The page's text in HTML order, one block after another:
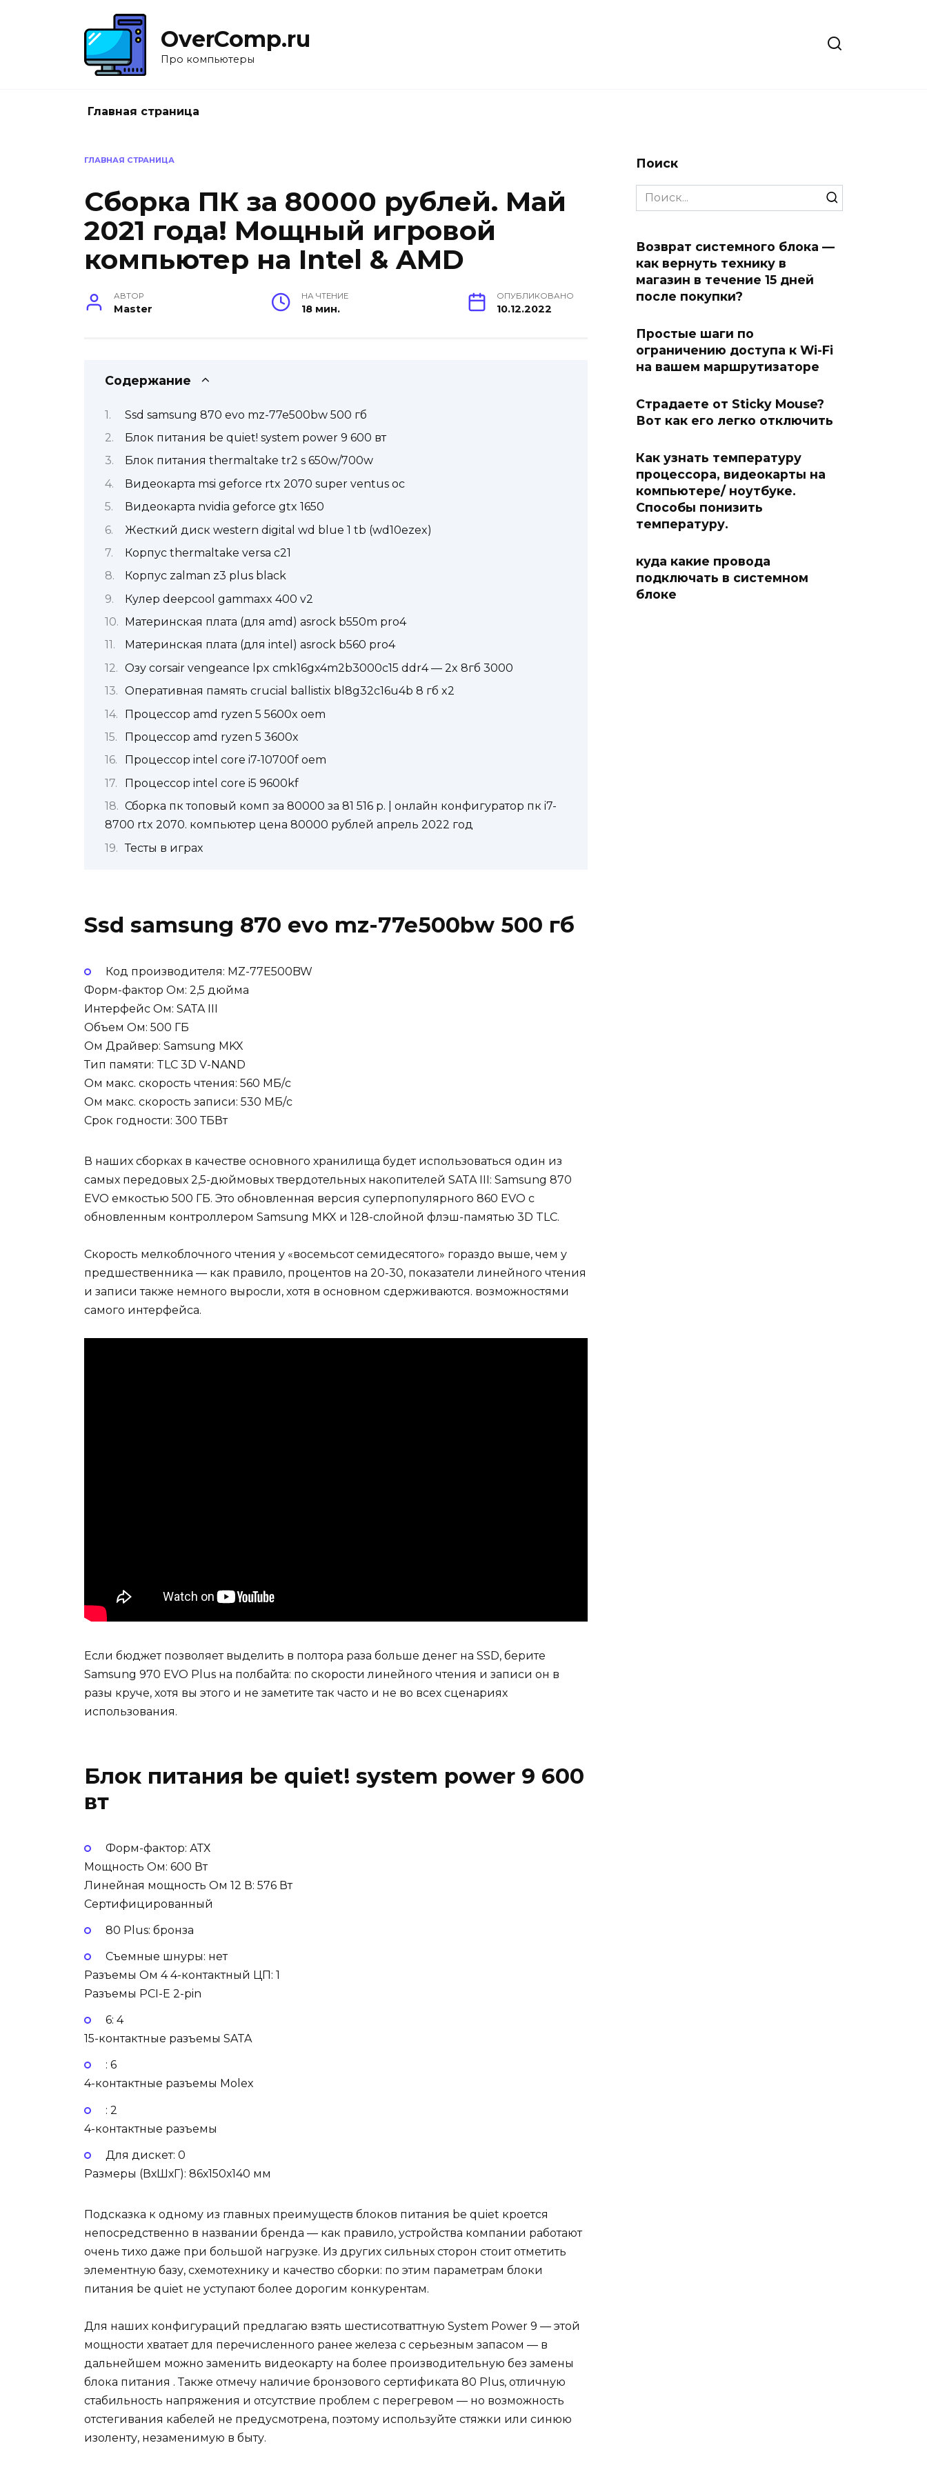
OverComp.ru
Про компьютеры
Главная страница
ГЛАВНАЯ СТРАНИЦА
Сборка ПК за 80000 рублей. Май
2021 года! Мощный игровой
компьютер на Intel & AMD
АВТОР
Master
НА ЧТЕНИЕ
18 мин.
ОПУБЛИКОВАНО
10.12.2022
Содержание
Ssd samsung 870 evo mz-77e500bw 500 гб
Блок питания be quiet! system power 9 600 вт
Блок питания thermaltake tr2 s 650w/700w
Видеокарта msi geforce rtx 2070 super ventus oc
Видеокарта nvidia geforce gtx 1650
Жесткий диск western digital wd blue 1 tb (wd10ezex)
Корпус thermaltake versa c21
Корпус zalman z3 plus black
Кулер deepcool gammaxx 400 v2
Материнская плата (для amd) asrock b550m pro4
Материнская плата (для intel) asrock b560 pro4
Озу corsair vengeance lpx cmk16gx4m2b3000c15 ddr4 — 2x 8гб 3000
Оперативная память crucial ballistix bl8g32c16u4b 8 гб x2
Процессор amd ryzen 5 5600x oem
Процессор amd ryzen 5 3600x
Процессор intel core i7-10700f oem
Процессор intel core i5 9600kf
Сборка пк топовый комп за 80000 за 81 516 p. | онлайн конфигуратор пк i7-
8700 rtx 2070. компьютер цена 80000 рублей апрель 2022 год
Тесты в играх
Ssd samsung 870 evo mz-77e500bw 500 гб
Код производителя: MZ-77E500BW
Форм-фактор Ом: 2,5 дюйма
Интерфейс Ом: SATA III
Объем Ом: 500 ГБ
Ом Драйвер: Samsung MKX
Тип памяти: TLC 3D V-NAND
Ом макс. скорость чтения: 560 МБ/с
Ом макс. скорость записи: 530 МБ/с
Срок годности: 300 ТБВт
В наших сборках в качестве основного хранилища будет использоваться один из
самых передовых 2,5-дюймовых твердотельных накопителей SATA III: Samsung 870
EVO емкостью 500 ГБ. Это обновленная версия суперпопулярного 860 EVO с
обновленным контроллером Samsung MKX и 128-слойной флэш-памятью 3D TLC.
Скорость мелкоблочного чтения у «восемьсот семидесятого» гораздо выше, чем у
предшественника — как правило, процентов на 20-30, показатели линейного чтения
и записи также немного выросли, хотя в основном сдерживаются. возможностями
самого интерфейса.
Если бюджет позволяет выделить в полтора раза больше денег на SSD, берите
Samsung 970 EVO Plus на полбайта: по скорости линейного чтения и записи он в
разы круче, хотя вы этого и не заметите так часто и не во всех сценариях
использования.
Блок питания be quiet! system power 9 600
вт
Форм-фактор: АТХ
Мощность Ом: 600 Вт
Линейная мощность Ом 12 В: 576 Вт
Сертифицированный
80 Plus: бронза
Съемные шнуры: нет
Разъемы Ом 4 4-контактный ЦП: 1
Разъемы PCI-E 2-pin
6: 4
15-контактные разъемы SATA
: 6
4-контактные разъемы Molex
: 2
4-контактные разъемы
Для дискет: 0
Размеры (ВхШхГ): 86х150х140 мм
Подсказка к одному из главных преимуществ блоков питания be quiet кроется
непосредственно в названии бренда — как правило, устройства компании работают
очень тихо даже при большой нагрузке. Из других сильных сторон стоит отметить
элементную базу, схемотехнику и качество сборки: по этим параметрам блоки
питания be quiet не уступают более дорогим конкурентам.
Для наших конфигураций предлагаю взять шестисотваттную System Power 9 — этой
мощности хватает для перечисленного ранее железа с серьезным запасом — в
дальнейшем можно заменить видеокарту на более производительную без замены
блока питания . Также отмечу наличие бронзового сертификата 80 Plus, отличную
стабильность напряжения и отсутствие проблем с перегревом — но возможность
отстегивания кабелей не предусмотрена, поэтому используйте стяжки или синюю
изоленту, незаменимую в быту.
Поиск
Search
for:
Возврат системного блока —
как вернуть технику в
магазин в течение 15 дней
после покупки?
Простые шаги по
ограничению доступа к Wi-Fi
на вашем маршрутизаторе
Страдаете от Sticky Mouse?
Вот как его легко отключить
Как узнать температуру
процессора, видеокарты на
компьютере/ ноутбуке.
Cпособы понизить
температуру.
куда какие провода
подключать в системном
блоке